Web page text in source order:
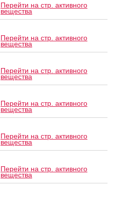
Перейти на стр. активного
вещества
Перейти на стр. активного
вещества
Перейти на стр. активного
вещества
Перейти на стр. активного
вещества
Перейти на стр. активного
вещества
Перейти на стр. активного
вещества